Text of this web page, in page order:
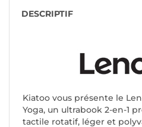
DESCRIPTIF
Kiatoo vous présente le
Yoga, un ultrabook 2-en-1
tactile rotatif, léger et